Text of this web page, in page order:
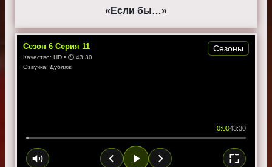
«Если бы…»
Сезон 6 Серия 11
Качество: HD • ⏱ 43:30
Озвучка: Дубляж
0:0043:30
Сезоны